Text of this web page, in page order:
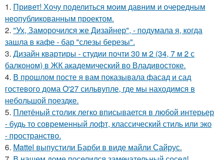
1. Привет! Хочу поделиться моим давним и очередным
неопубликованным проектом.
2. "Ух, Заморочился же Дизайнер", - подумала я, когда
зашла в кафе - бар "слезы березы".
3. Дизайн квартиры - студии почти 30 м 2 (34, 7 м 2 с
балконом) в ЖК академический во Владивостоке.
4. В прошлом посте я вам показывала фасад и сад
гостевого дома O'27 сильвупле, где мы находимся в
небольшой поездке.
5. Плетёный столик легко вписывается в любой интерьер
- будь то современный лофт, классический стиль или эко
- пространство.
6. Mattel выпустили Барби в виде майли Сайрус.